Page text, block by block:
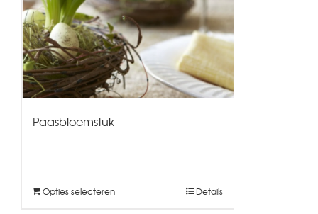
Paasbloemstuk
Opties selecteren Details